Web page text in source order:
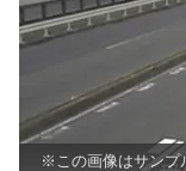
※この画像はサン